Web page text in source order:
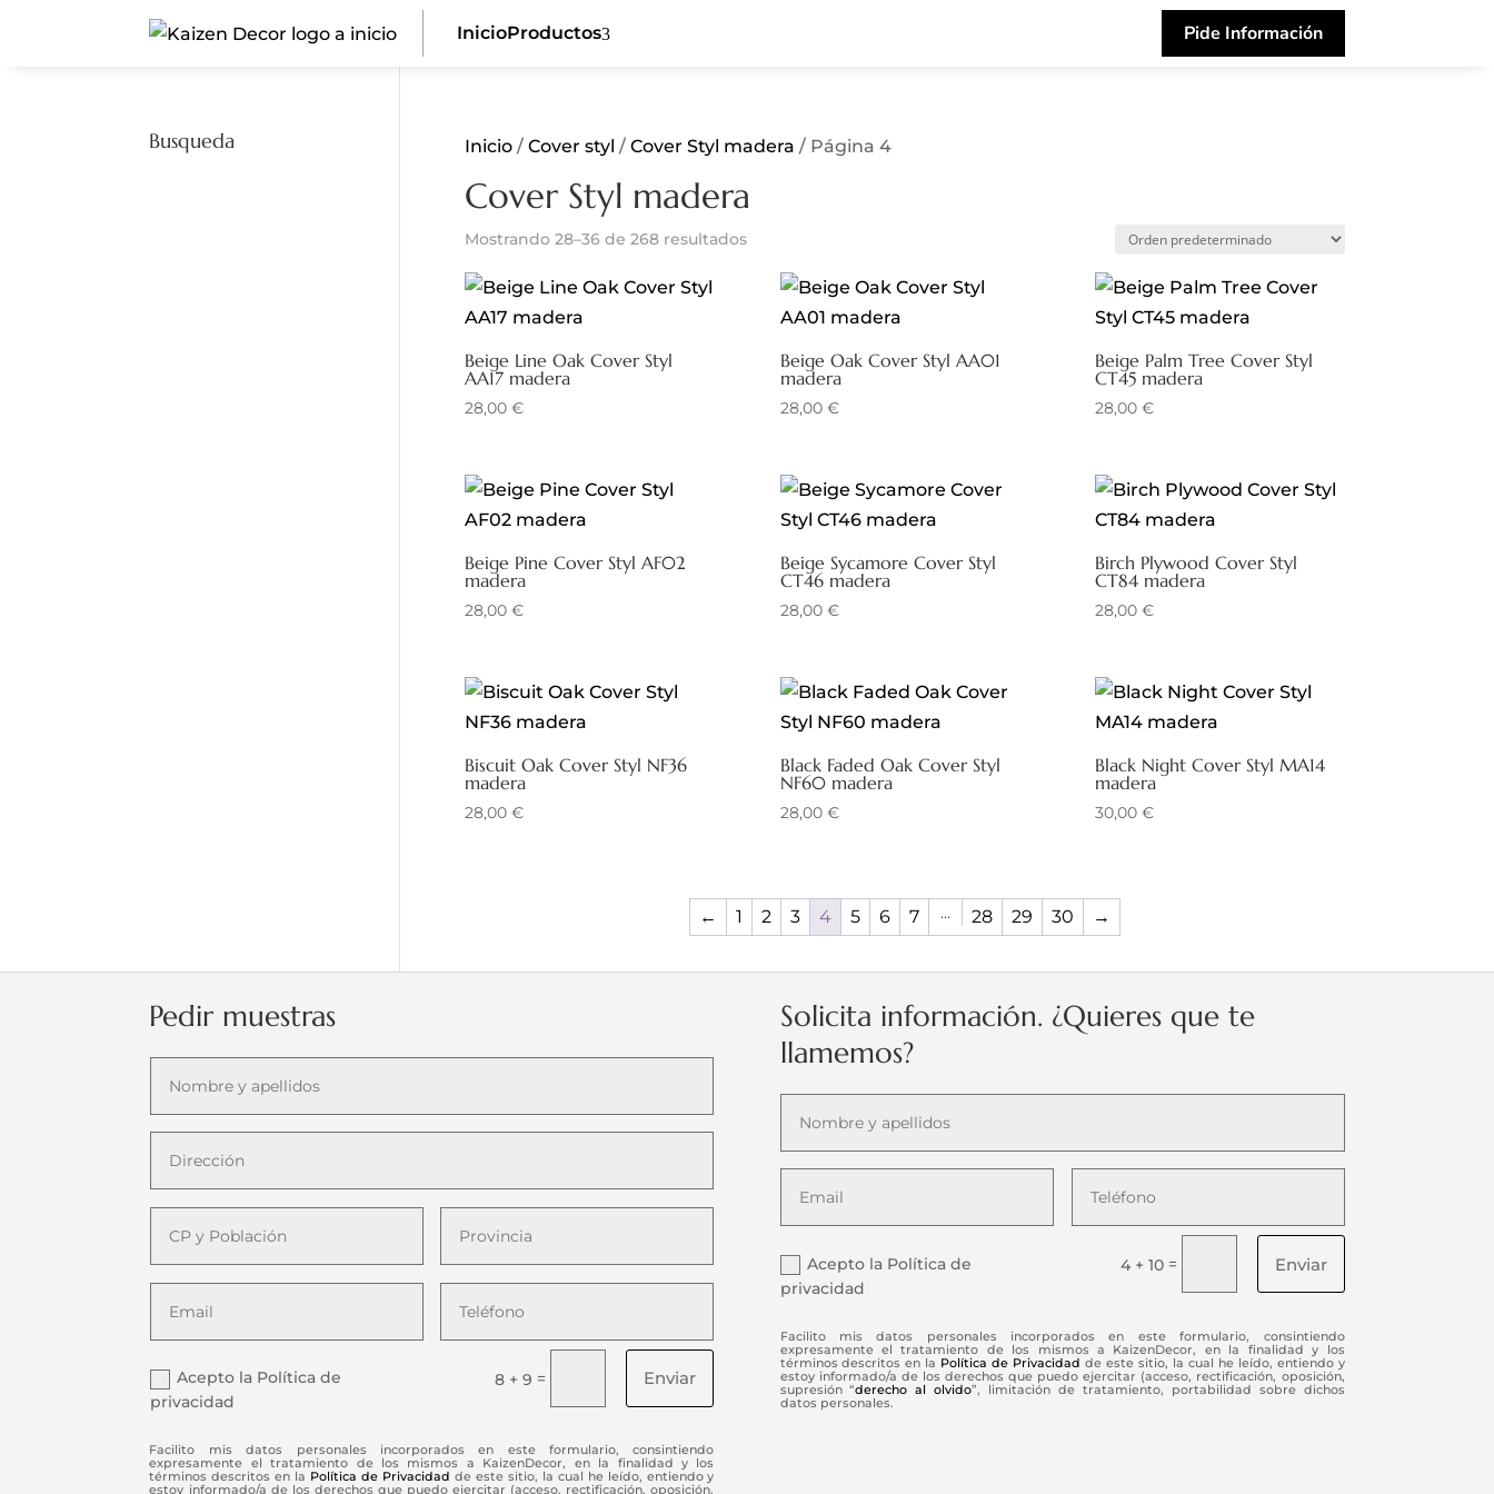
InicioProductos3
Ceiling
Flat
5Spaces
5Cover Styl
Revestimiento
Pide Información
Inicio/ Cover styl / Cover Styl madera / Página 4
Cover Styl madera
Mostrando 28–36 de 268 resultados
Beige Line Oak Cover Styl
AA17 madera
28,00 €
Beige Oak Cover Styl AA01
madera
28,00 €
Beige Palm Tree Cover Styl
CT45 madera
28,00€
Beige Pine Cover Styl AF02
madera
28,00 €
Beige Sycamore Cover Styl
CT46 madera
28,00 €
Birch Plywood Cover Styl
CT84 madera
28,00€
Biscuit Oak Cover Styl NF36
madera
28,00 €
Black Faded Oak Cover Styl
NF60 madera
28,00 €
Black Night Cover Styl MA14
madera
30,00€
← 1 2 3 4 5 6 7 … 28 29 30 →
Busqueda
Pedir muestras
Acepto la Política de
privacidad
8 + 9 = Enviar
Facilito mis datos personales incorporados en este formulario, consintiendo
expresamente el tratamiento de los mismos a KaizenDecor, en la finalidad y los
términos descritos en la Política de Privacidad de este sitio, la cual he leído, entiendo y
estoy informado/a de los derechos que puedo ejercitar (acceso, rectificación, oposición,
Solicita información. ¿Quieres que te
llamemos?
Acepto la Política de
privacidad
4 + 10= Enviar
Facilito mis datos personales incorporados en este formulario, consintiendo
expresamente el tratamiento de los mismos a KaizenDecor, en la finalidad y los
términos descritos en la Política de Privacidad de este sitio, la cual he leído, entiendo y
estoy informado/a de los derechos que puedo ejercitar (acceso, rectificación, oposición,
supresión “derecho al olvido”, limitación de tratamiento, portabilidad sobre dichos
datos personales.